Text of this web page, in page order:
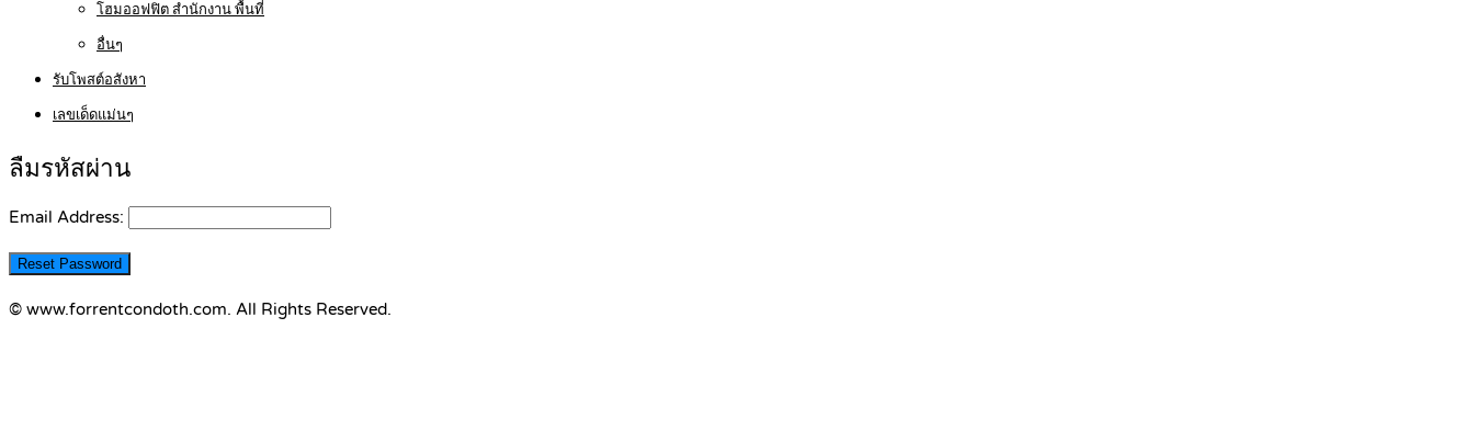
โฮมออฟฟิต สำนักงาน พื้นที่
อื่นๆ
รับโพสต์อสังหา
เลขเด็ดแม่นๆ
ลืมรหัสผ่าน
Email Address:
© www.forrentcondoth.com. All Rights Reserved.